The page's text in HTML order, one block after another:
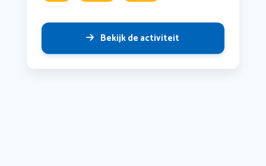
Bekijk de activiteit